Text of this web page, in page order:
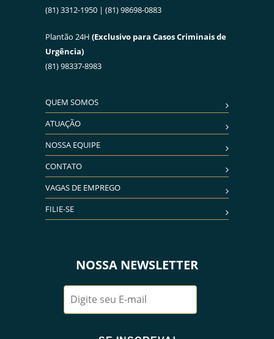
(81) 3312-1950 | (81) 98698-0883
Plantão 24H (Exclusivo para Casos Criminais de
Urgência)
(81) 98337-8983
QUEM SOMOS
ATUAÇÃO
NOSSA EQUIPE
CONTATO
VAGAS DE EMPREGO
FILIE-SE
NOSSA NEWSLETTER